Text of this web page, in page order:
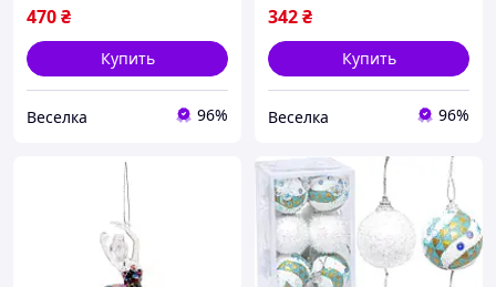
470₴
Купить
Веселка 96%
342₴
Купить
Веселка 96%